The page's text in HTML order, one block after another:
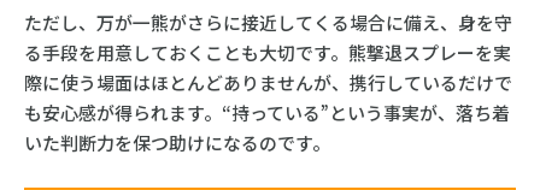
ただし、万が一熊がさらに接近してくる場合に備え、身を守
る手段を用意しておくことも大切です。熊撃退スプレーを実
際に使う場面はほとんどありませんが、携行しているだけで
も安心感が得られます。“持っている”という事実が、落ち着
いた判断力を保つ助けになるのです。